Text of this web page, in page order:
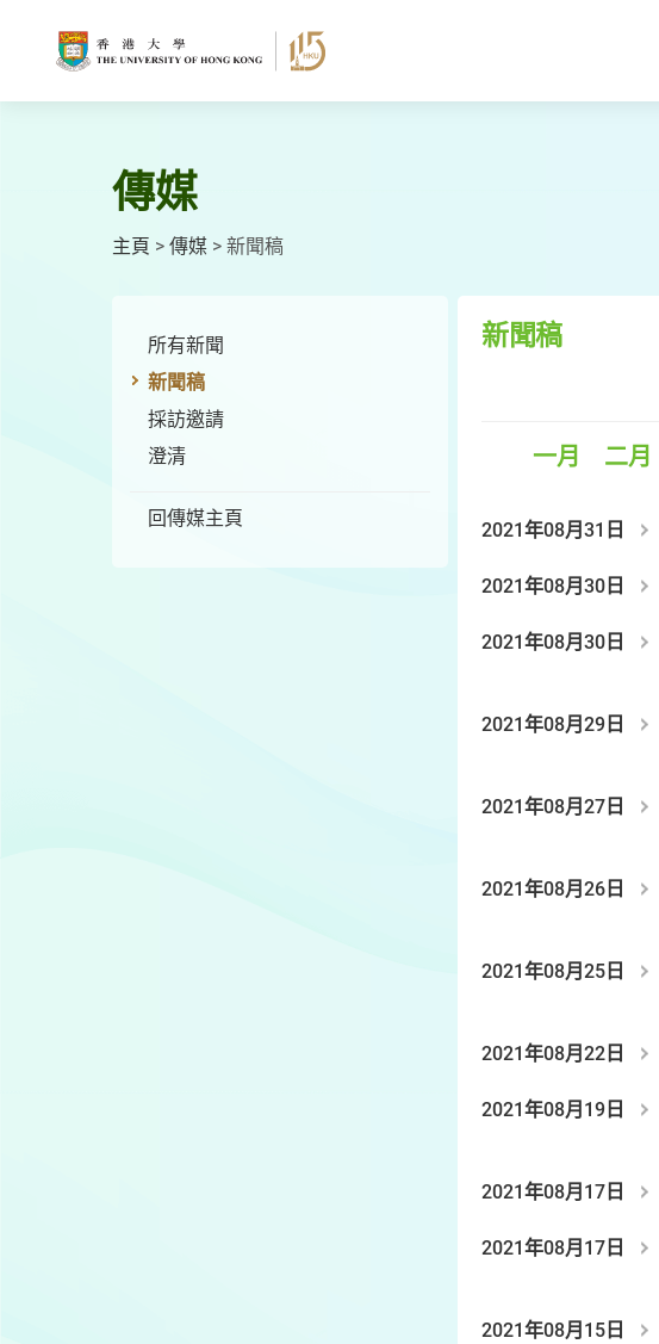
傳媒
主頁 > 傳媒 > 新聞稿
所有新聞
新聞稿
採訪邀請
澄清
回傳媒主頁
新聞稿
一月 二月
2021年08月31日
2021年08月30日
2021年08月30日
2021年08月29日
2021年08月27日
2021年08月26日
2021年08月25日
2021年08月22日
2021年08月19日
2021年08月17日
2021年08月17日
2021年08月15日